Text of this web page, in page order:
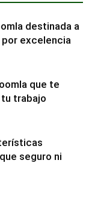
destinada a
por excelencia
que te
trabajo
seguro ni